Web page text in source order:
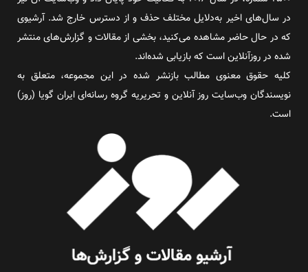
در سال‌های اخیر به‌دلایل مختلف حذف و از دسترس خارج شد. آرشیوی
که در حال حاضر مشاهده می‌کنید، بخشی از مقالات و گزارش‌های منتشر
شده در روزآنلاین است که بازیابی شده‌اند.
کلیه حقوق معنوی مطالب بازنشر شده در این مجموعه، متعلق به
نویسندگان وب‌سایت روز آنلاین و تحریریه گروه رسانه‌ای ایران گویا (روز)
است.